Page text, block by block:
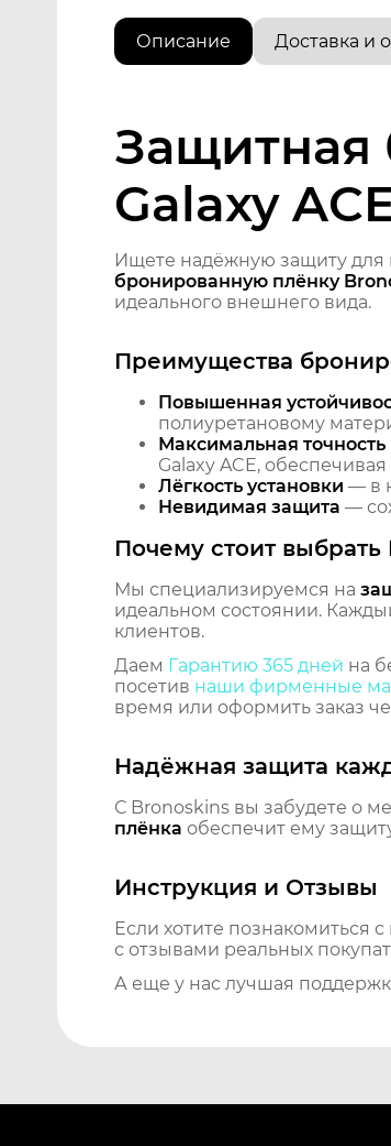
Описание Доставка и
Защитная
Galaxy
Ищете надёжную защиту для
бронированную плёнку
идеального внешнего вида.
Преимущества
Повышенная
полиуретановому
Максимальная
Galaxy ACE,
Лёгкость установки — в
Невидимая защита —
Почему стоит выбрать
Мы специализируемся на
идеальном состоянии.
клиентов.
Даем Гарантию 365 дней на
посетив наши фирменные
время или оформить заказ
Надёжная защита
С Bronoskins вы забудете о
плёнка обеспечит ему
Инструкция и Отзывы
Если хотите познакомиться
с отзывами реальных
А еще у нас лучшая